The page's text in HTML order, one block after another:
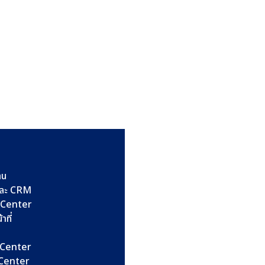
CRM
Center
ที่
Center